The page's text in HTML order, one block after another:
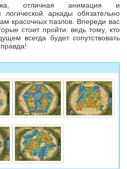
, отличная анимация и
аркады обязательно
красочных пазлов. Впереди вас
стоит пройти: ведь тому, кто
всегда будет сопутствовать